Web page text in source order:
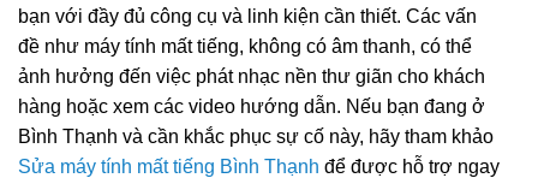
bạn với đầy đủ công cụ và linh kiện cần thiết. Các vấn
đề như máy tính mất tiếng, không có âm thanh, có thể
ảnh hưởng đến việc phát nhạc nền thư giãn cho khách
hàng hoặc xem các video hướng dẫn. Nếu bạn đang ở
Bình Thạnh và cần khắc phục sự cố này, hãy tham khảo
Sửa máy tính mất tiếng Bình Thạnh để được hỗ trợ ngay